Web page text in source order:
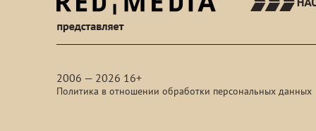
2006 — 2026 16+
Политика в отношении обработки персональных данных